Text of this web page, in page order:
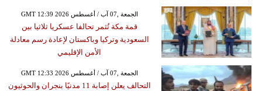
GMT 12:39 2026 الجمعة ,07 آب / أغسطس
قمة مكة تُثمر تحالفا عسكريا ثلاثيا بين
السعودية وتركيا وباكستان لإعادة رسم معادلة
الأمن الإقليمي
GMT 12:33 2026 الجمعة ,07 آب / أغسطس
التحالف يعلن إصابة 11 مدنيًا بنجران والحوثيون